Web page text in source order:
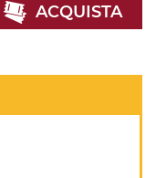
ACQUISTA